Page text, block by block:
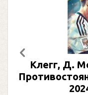
Клегг, Д.
Предыдущий